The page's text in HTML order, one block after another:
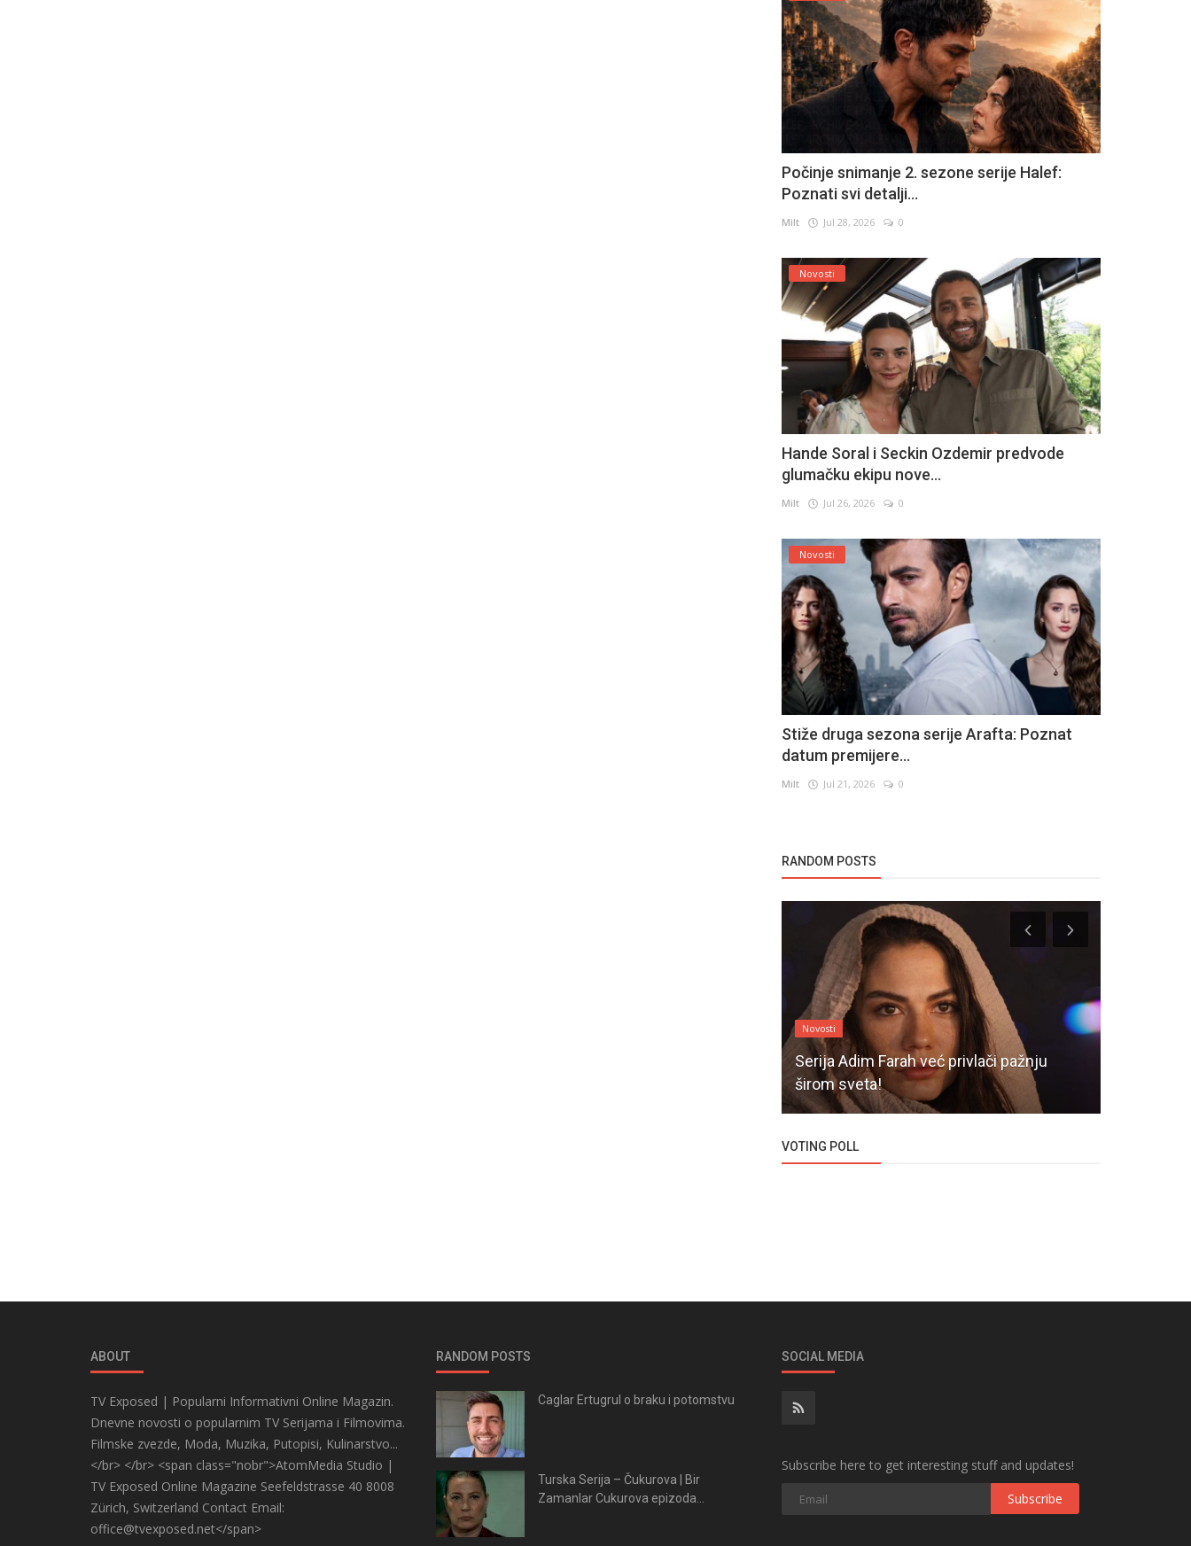
Počinje snimanje 2. sezone serije Halef:
Poznati svi detalji...
Milt Jul 28, 2026 0
Novosti
Hande Soral i Seckin Ozdemir predvode
glumačku ekipu nove...
Milt Jul 26, 2026 0
Novosti
Stiže druga sezona serije Arafta: Poznat
datum premijere...
Milt Jul 21, 2026 0
RANDOM POSTS
Novosti
Serija Adim Farah već privlači pažnju
širom sveta!
VOTING POLL
ABOUT
TV Exposed | Popularni Informativni Online Magazin.
Dnevne novosti o popularnim TV Serijama i Filmovima.
Filmske zvezde, Moda, Muzika, Putopisi, Kulinarstvo...
</br> </br> <span class="nobr">AtomMedia Studio |
TV Exposed Online Magazine Seefeldstrasse 40 8008
Zürich, Switzerland Contact Email:
office@tvexposed.net</span>
RANDOM POSTS
Caglar Ertugrul o braku i potomstvu
Turska Serija – Čukurova | Bir
Zamanlar Cukurova epizoda...
SOCIAL MEDIA
Subscribe here to get interesting stuff and updates!
Subscribe